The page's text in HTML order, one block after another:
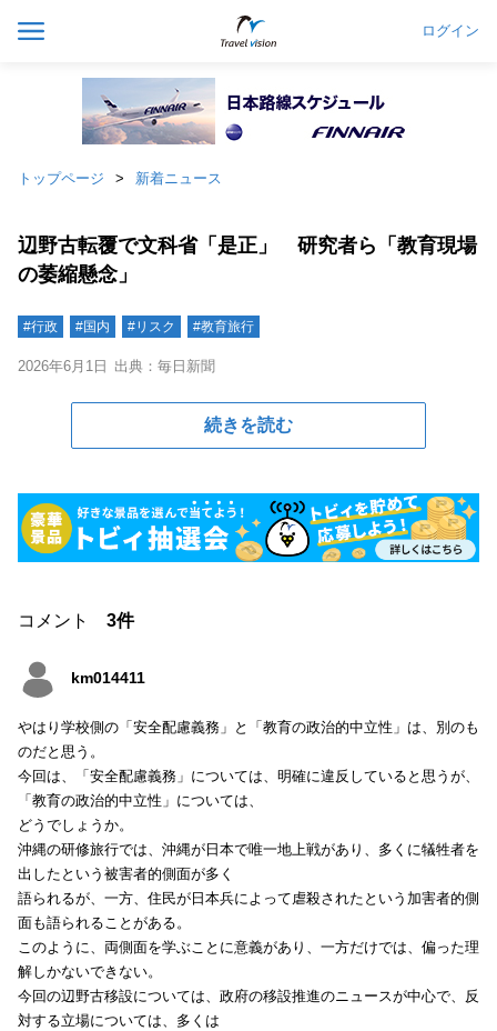
ログイン
トップページ 新着ニュース
辺野古転覆で文科省「是正」 研究者ら「教育現場
の萎縮懸念」
#行政 #国内 #リスク #教育旅行
2026年6月1日 出典：毎日新聞
続きを読む
コメント 3件
km014411
やはり学校側の「安全配慮義務」と「教育の政治的中立性」は、別のも
のだと思う。
今回は、「安全配慮義務」については、明確に違反していると思うが、
「教育の政治的中立性」については、
どうでしょうか。
沖縄の研修旅行では、沖縄が日本で唯一地上戦があり、多くに犠牲者を
出したという被害者的側面が多く
語られるが、一方、住民が日本兵によって虐殺されたという加害者的側
面も語られることがある。
このように、両側面を学ぶことに意義があり、一方だけでは、偏った理
解しかないできない。
今回の辺野古移設については、政府の移設推進のニュースが中心で、反
対する立場については、多くは